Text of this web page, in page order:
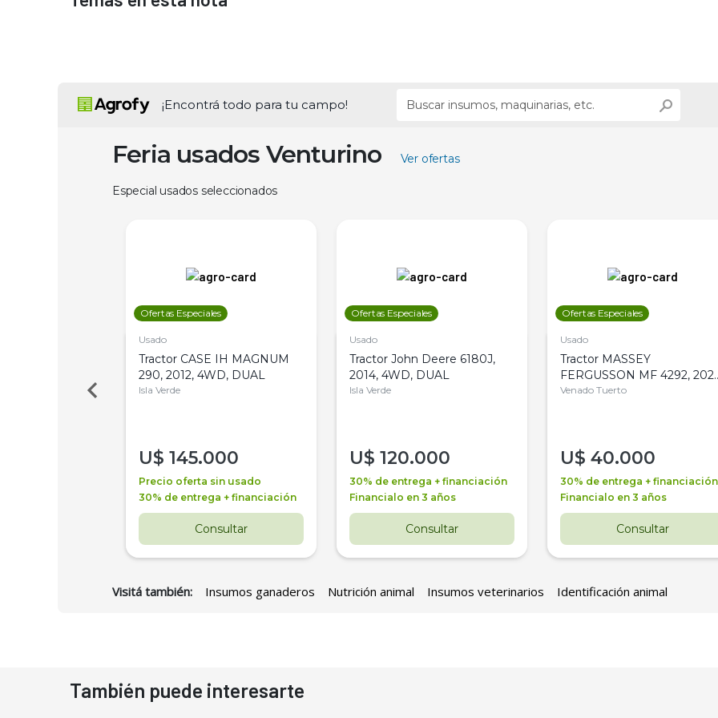
¡Encontrá todo para tu campo!
Feria usados Venturino Ver ofertas
Especial usados seleccionados
Ofertas Especiales
Usado
Tractor CASE IH MAGNUM
290, 2012, 4WD, DUAL
Isla Verde
U$ 145.000
Precio oferta sin usado
30% de entrega + financiación
Consultar
Ofertas Especiales
Usado
Tractor John Deere 6180J,
2014, 4WD, DUAL
Isla Verde
U$ 120.000
30% de entrega + financiación
Financialo en 3 años
Consultar
Ofertas Especiales
Usado
Tractor MASSEY
FERGUSSON MF 4292,
4WD, PATON
Venado Tuerto
U$ 40.000
30% de entrega + financiación
Financialo en 3 años
Consultar
Visitá también: Insumos ganaderos Nutrición animal Insumos veterinarios Identificación animal
También puede interesarte